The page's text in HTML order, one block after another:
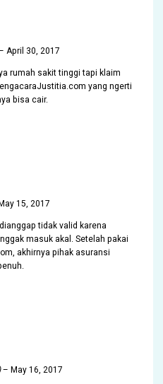
April 30, 2017
rumah sakit tinggi tapi klaim
yang ngerti
bisa cair.
15, 2017
tidak valid karena
masuk akal. Setelah pakai
akhirnya pihak asuransi
– May 16, 2017